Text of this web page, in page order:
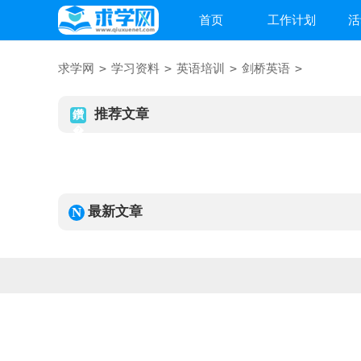
首页 工作计划
求学网 > 学习资料 > 英语培训 > 剑桥英语 >
推荐文章
最新文章